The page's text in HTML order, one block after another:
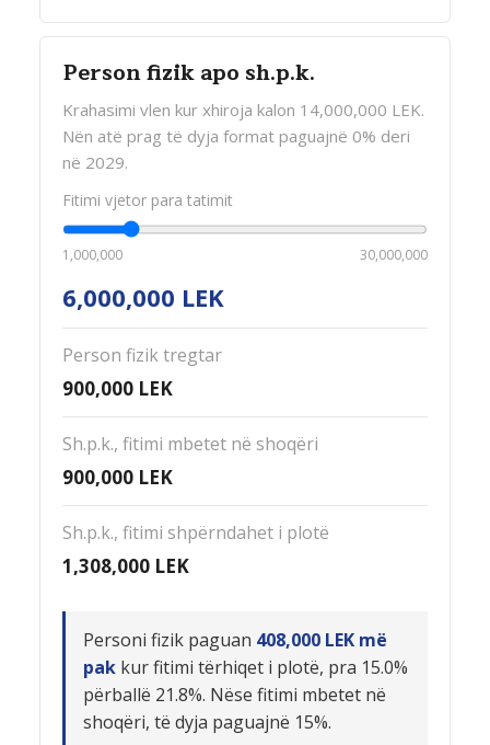
Person fizik apo sh.p.k.
Krahasimi vlen kur xhiroja kalon 14,000,000 LEK.
Nën atë prag të dyja format paguajnë 0% deri
në 2029.
Fitimi vjetor para tatimit
1,000,000 30,000,000
6,000,000 LEK
Person fizik tregtar
900,000 LEK
Sh.p.k., fitimi mbetet në shoqëri
900,000 LEK
Sh.p.k., fitimi shpërndahet i plotë
1,308,000 LEK
Personi fizik paguan 408,000 LEK më
pak kur fitimi tërhiqet i plotë, pra 15.0%
përballë 21.8%. Nëse fitimi mbetet në
shoqëri, të dyja paguajnë 15%.